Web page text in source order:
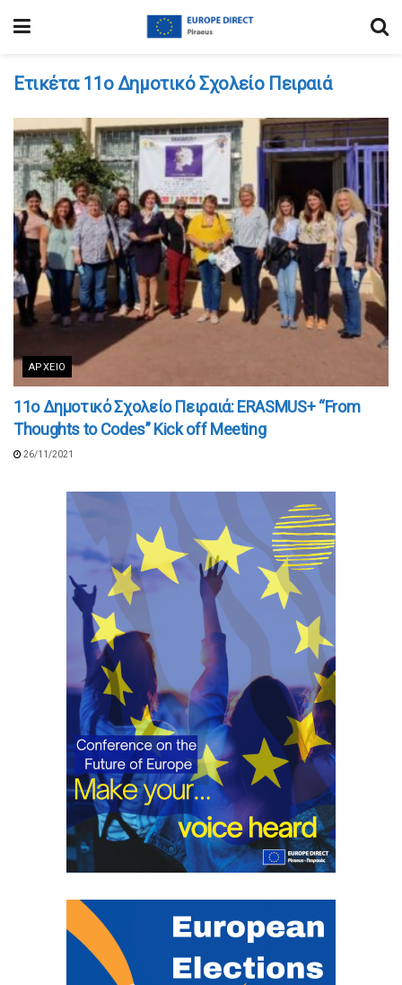
Ετικέτα: 11ο Δημοτικό Σχολείο Πειραιά
ΑΡΧΕΊΟ
11ο Δημοτικό Σχολείο Πειραιά: ERASMUS+ “From
Thoughts to Codes” Kick off Meeting
26/11/2021